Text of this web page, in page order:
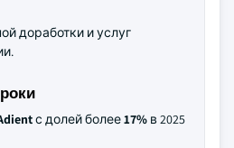
доработки и услуг
с долей более17% в 2025